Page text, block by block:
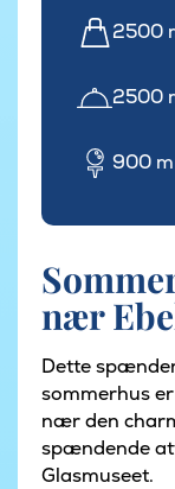
2500
2500
900
nær
Dette
sommerhus
nær den
spændende
Glasmuseet.